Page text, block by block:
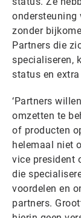
ondersteuning
zonder
Partners die
specialiseren,
status en
‘Partners
omzetten te
of producten
helemaal niet
vice president
die
voordelen en
partners.